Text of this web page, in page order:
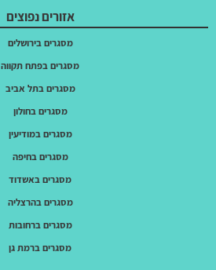
אזורים נפוצים
מסגרים בירושלים
מסגרים בפתח תקווה
מסגרים בתל אביב
מסגרים בחולון
מסגרים במודיעין
מסגרים בחיפה
מסגרים באשדוד
מסגרים בהרצליה
מסגרים ברחובות
מסגרים ברמת גן